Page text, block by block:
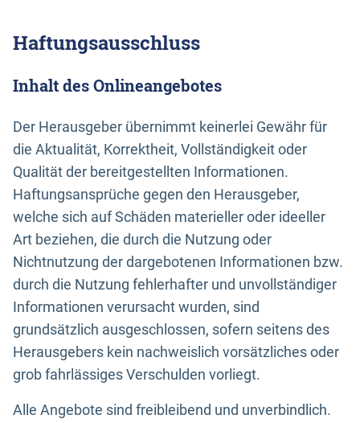
Haftungsausschluss
Inhalt des Onlineangebotes
Der Herausgeber übernimmt keinerlei Gewähr für
die Aktualität, Korrektheit, Vollständigkeit oder
Qualität der bereitgestellten Informationen.
Haftungsansprüche gegen den Herausgeber,
welche sich auf Schäden materieller oder ideeller
Art beziehen, die durch die Nutzung oder
Nichtnutzung der dargebotenen Informationen bzw.
durch die Nutzung fehlerhafter und unvollständiger
Informationen verursacht wurden, sind
grundsätzlich ausgeschlossen, sofern seitens des
Herausgebers kein nachweislich vorsätzliches oder
grob fahrlässiges Verschulden vorliegt.
Alle Angebote sind freibleibend und unverbindlich.